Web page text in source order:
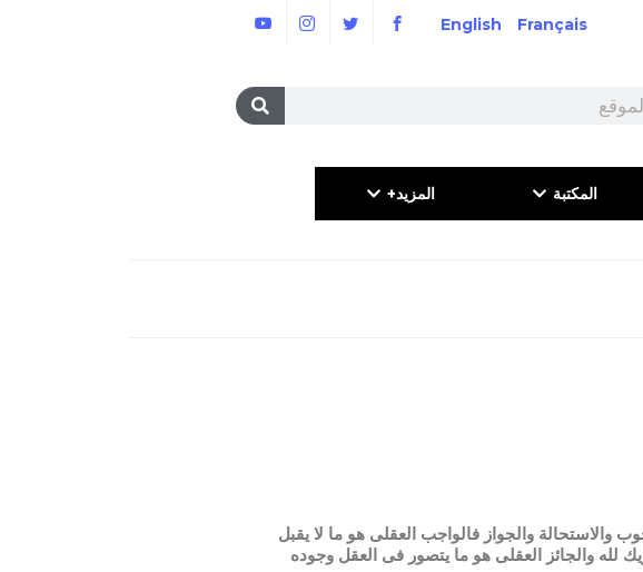
Français
English
المكتبة المزيد+
والاستحالة والجواز فالواجب العقلى هو ما لا يقبل
لله والجائز العقلى هو ما يتصور فى العقل وجوده